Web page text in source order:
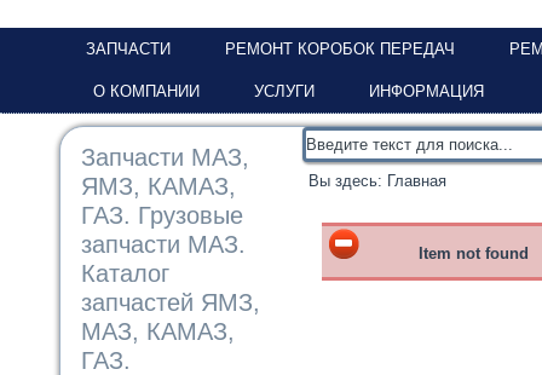
ЗАПЧАСТИ РЕМОНТ КОРОБОК ПЕРЕДАЧ
О КОМПАНИИ УСЛУГИ ИНФОРМАЦИЯ
Запчасти МАЗ,
ЯМЗ, КАМАЗ,
ГАЗ. Грузовые
запчасти МАЗ.
Каталог
запчастей ЯМЗ,
МАЗ, КАМАЗ,
ГАЗ.
Вы здесь: Главная
Item not found